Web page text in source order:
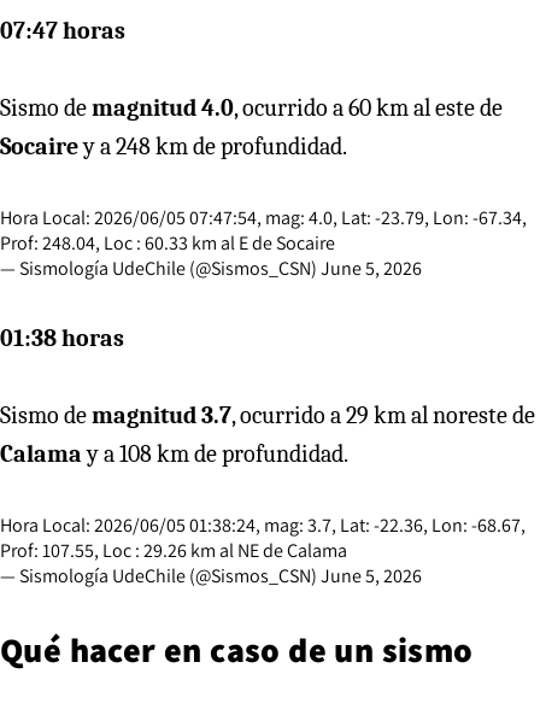
07:47 horas
Sismo demagnitud 4.0, ocurrido a 60 km al este de
Socairey a 248 km de profundidad.
Hora Local: 2026/06/05 07:47:54, mag: 4.0, Lat: -23.79, Lon: -67.34,
Prof: 248.04, Loc : 60.33 km al E de Socaire
— Sismología UdeChile (@Sismos_CSN)June 5, 2026
01:38 horas
Sismo demagnitud 3.7, ocurrido a 29 km al noreste de
Calamay a 108 km de profundidad.
Hora Local: 2026/06/05 01:38:24, mag: 3.7, Lat: -22.36, Lon: -68.67,
Prof: 107.55, Loc : 29.26 km al NE de Calama
— Sismología UdeChile (@Sismos_CSN)June 5, 2026
Qué hacer en caso de un sismo